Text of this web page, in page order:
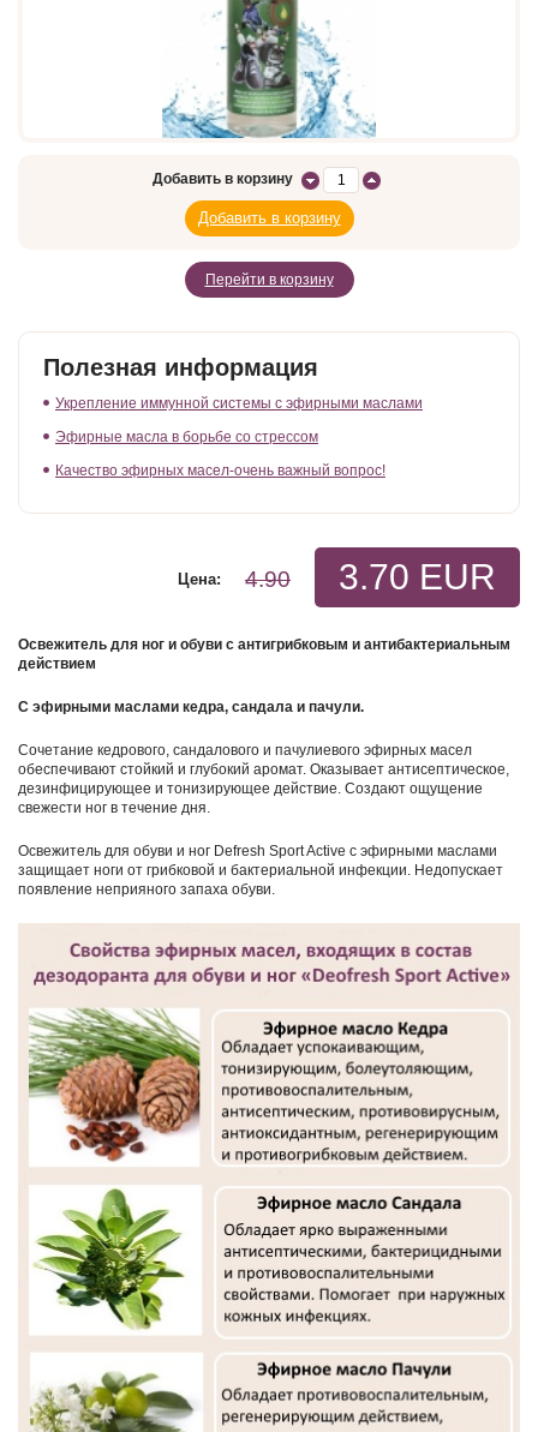
Добавить в корзину
Перейти в корзину
Полезная информация
Укрепление иммунной системы с эфирными маслами
Эфирные масла в борьбе со стрессом
Качество эфирных масел-очень важный вопрос!
3.70 EUR
4.90
Цена:
Освежитель для ног и обуви с антигрибковым и антибактериальным
действием
С эфирными маслами кедра, сандала и пачули.
Сочетание кедрового, сандалового и пачулиевого эфирных масел
обеспечивают стойкий и глубокий аромат. Оказывает антисептическое,
дезинфицирующее и тонизирующее действие. Создают ощущение
свежести ног в течение дня.
Освежитель для обуви и ног Defresh Sport Active с эфирными маслами
защищает ноги от грибковой и бактериальной инфекции. Недопускает
появление неприяного запаха обуви.